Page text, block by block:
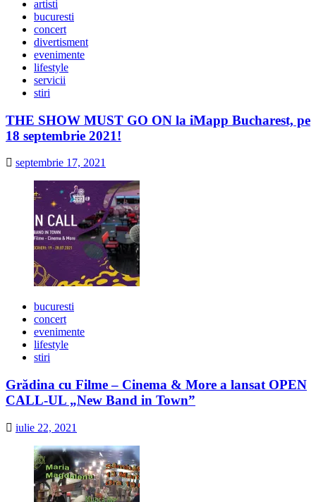
artisti
bucuresti
concert
divertisment
evenimente
lifestyle
servicii
stiri
THE SHOW MUST GO ON la iMapp Bucharest, pe
18 septembrie 2021!
septembrie 17, 2021
bucuresti
concert
evenimente
lifestyle
stiri
Grădina cu Filme – Cinema & More a lansat OPEN
CALL-UL „New Band in Town”
iulie 22, 2021